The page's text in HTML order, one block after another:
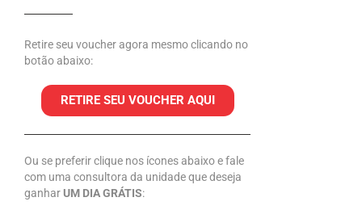
Retire seu voucher agora mesmo clicando no
botão abaixo:
RETIRE SEU VOUCHER AQUI
Ou se preferir clique nos ícones abaixo e fale
com uma consultora da unidade que deseja
ganharUM DIA GRÁTIS: